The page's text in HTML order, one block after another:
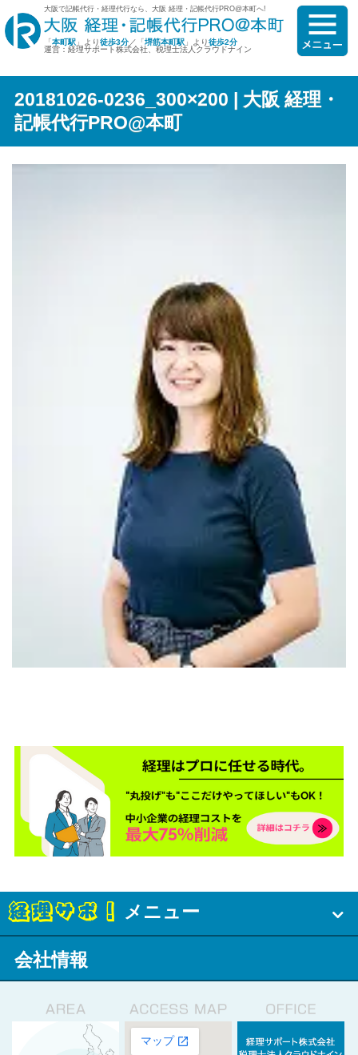
大阪で記帳代行・経理代行なら、大阪 経理・記帳代行PRO@本町へ!
「本町駅 」より徒歩3分／「堺筋本町駅 」より徒歩2分
運営：経理サポート株式会社、税理士法人クラウドナイン
20181026-0236_300×200 | 大阪 経理・
記帳代行PRO@本町
メニュー
会社情報